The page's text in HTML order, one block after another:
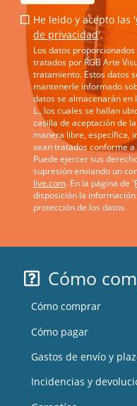
He leído y acepto las '
de privacidad'.*
Los datos
tratados por RGB Arte
tratamiento. Estos datos
mantenerle informado
datos se almacenarán en
L., los cuales se hallan
casilla de aceptación de
manera libre, específica,
sean tratados conforme
Puede ejercer sus
supresión enviando un
live.com. En la página de '
disposición la
protección de los datos.
Cómo
Cómo comprar
Cómo pagar
Gastos de envío y
Incidencias y